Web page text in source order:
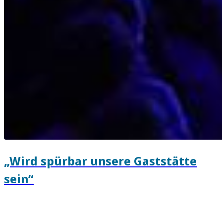
„Wird spürbar unsere Gaststätte
sein“